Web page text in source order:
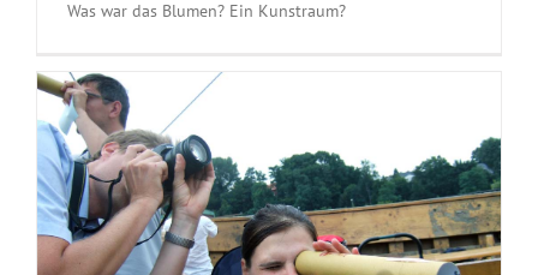
Was war das Blumen? Ein Kunstraum?